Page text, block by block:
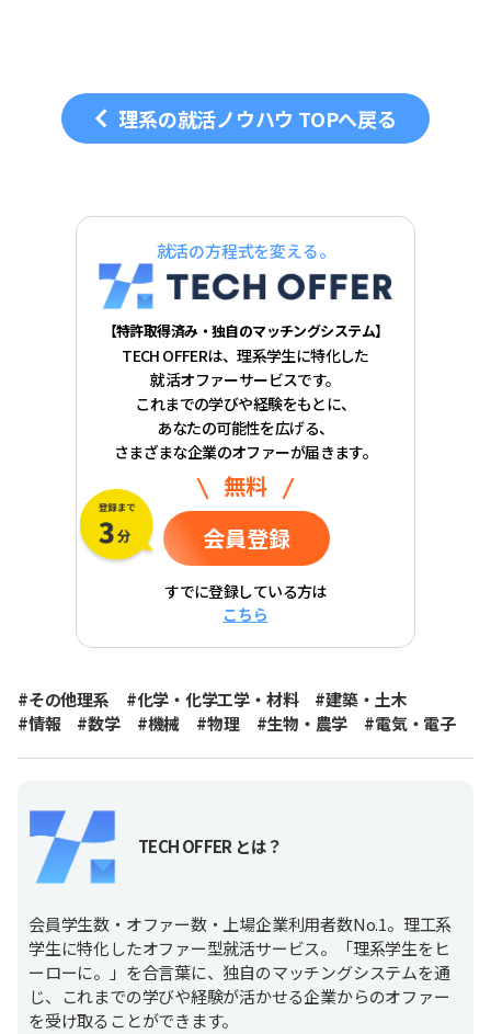
理系の就活ノウハウ TOPへ戻る
就活の方程式を変える。
【特許取得済み・独自のマッチングシステム】
TECH OFFERは、理系学生に特化した
就活オファーサービスです。
これまでの学びや経験をもとに、
あなたの可能性を広げる、
さまざまな企業のオファーが届きます。
無料
会員登録
すでに登録している方は
こちら
#その他理系 #化学・化学工学・材料
#建築・土木
#情報
#数学 #機械 #物理 #生物・農学 #電気・電子
TECH OFFER とは？
会員学生数・オファー数・上場企業利用者数No.1。理工系
学生に特化したオファー型就活サービス。「理系学生をヒ
ーローに。」を合言葉に、独自のマッチングシステムを通
じ、これまでの学びや経験が活かせる企業からのオファー
を受け取ることができます。